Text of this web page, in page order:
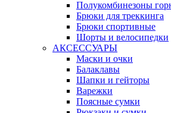
Полукомбинезоны
Брюки для треккинга
Брюки спортивные
Шорты и велосипедки
АКСЕССУАРЫ
Маски и очки
Балаклавы
Шапки и гейторы
Варежки
Поясные сумки